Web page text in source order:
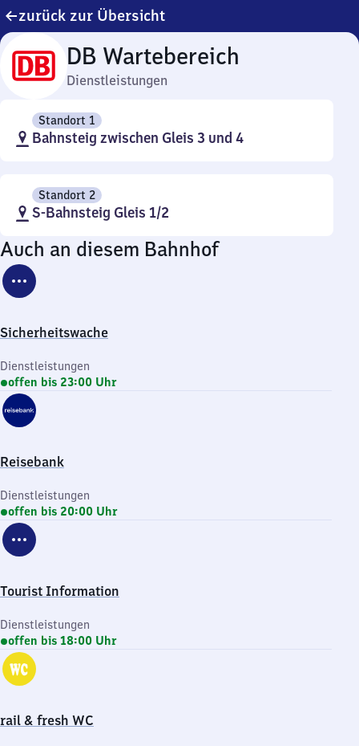
zurück zur Übersicht
DB Wartebereich
Dienstleistungen
Standort 1
Bahnsteig zwischen Gleis 3 und 4
Standort 2
S-Bahnsteig Gleis 1/2
Auch an diesem Bahnhof
Sicherheitswache
Dienstleistungen
offen bis 23:00 Uhr
Reisebank
Dienstleistungen
offen bis 20:00 Uhr
Tourist Information
Dienstleistungen
offen bis 18:00 Uhr
rail & fresh WC